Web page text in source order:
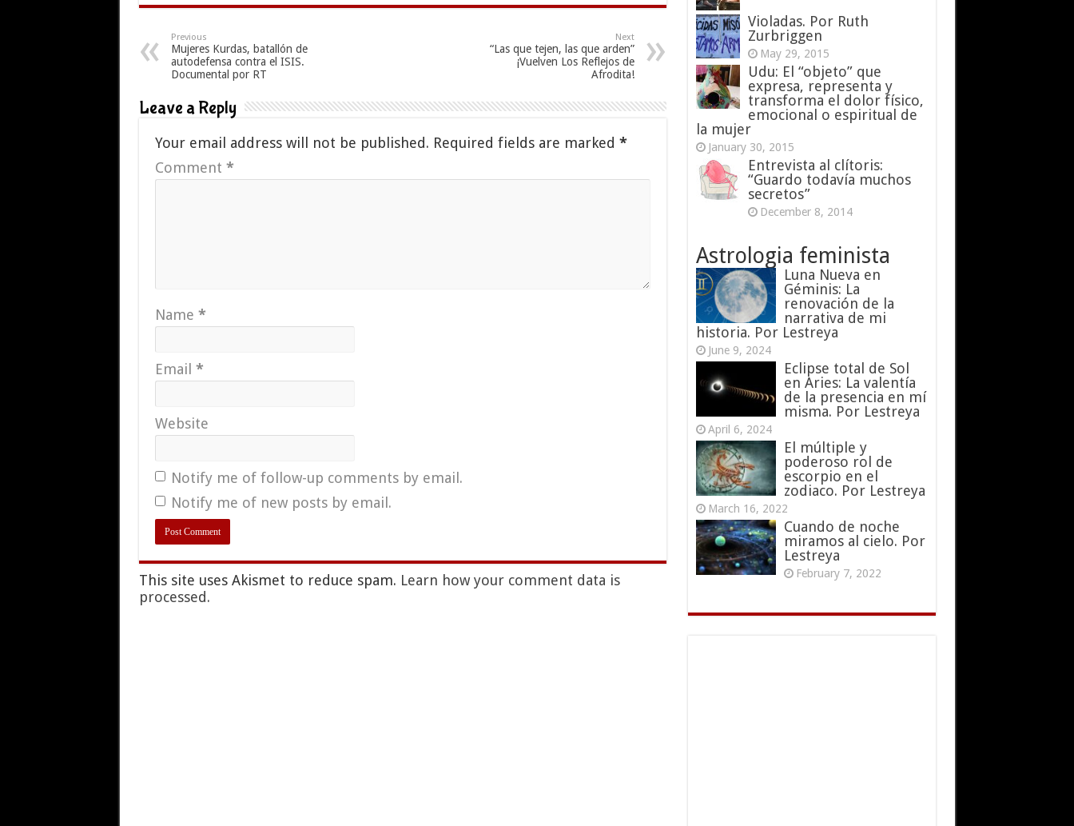
Previous
Mujeres Kurdas, batallón de
autodefensa contra el ISIS.
Documental por RT
Next
“Las que tejen, las que arden”
¡Vuelven Los Reflejos de
Afrodita!
Leave a Reply
Your email address will not be published. Required fields are marked *
Comment *
Name *
Email *
Website
Notify me of follow-up comments by email.
Notify me of new posts by email.
This site uses Akismet to reduce spam. Learn how your comment data is
processed.
Violadas. Por Ruth
Zurbriggen
May 29, 2015
Udu: El “objeto” que
expresa, representa y
transforma el dolor físico,
emocional o espiritual de
la mujer
January 30, 2015
Entrevista al clítoris:
“Guardo todavía muchos
secretos”
December 8, 2014
Astrologia feminista
Luna Nueva en
Géminis: La
renovación de la
narrativa de mi
historia. Por Lestreya
June 9, 2024
Eclipse total de Sol
en Aries: La valentía
de la presencia en mí
misma. Por Lestreya
April 6, 2024
El múltiple y
poderoso rol de
escorpio en el
zodiaco. Por Lestreya
March 16, 2022
Cuando de noche
miramos al cielo. Por
Lestreya
February 7, 2022